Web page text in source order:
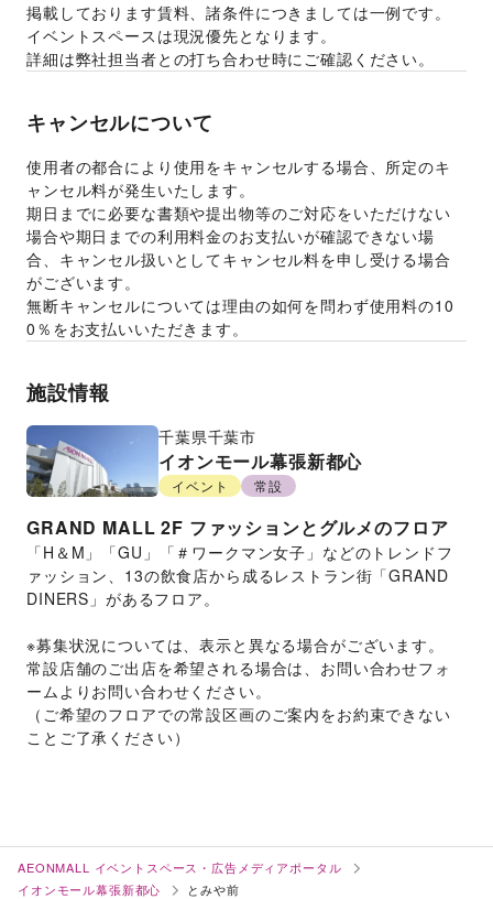
掲載しております賃料、諸条件につきましては一例です。
イベントスペースは現況優先となります。
詳細は弊社担当者との打ち合わせ時にご確認ください。
キャンセルについて
使用者の都合により使用をキャンセルする場合、所定のキ
ャンセル料が発生いたします。
期日までに必要な書類や提出物等のご対応をいただけない
場合や期日までの利用料金のお支払いが確認できない場
合、キャンセル扱いとしてキャンセル料を申し受ける場合
がございます。
無断キャンセルについては理由の如何を問わず使用料の10
0％をお支払いいただきます。
施設情報
千葉県千葉市
イオンモール幕張新都心
イベント 常設
GRAND MALL 2F ファッションとグルメのフロア
「H＆M」「GU」「＃ワークマン女子」などのトレンドフ
ァッション、13の飲食店から成るレストラン街「GRAND
DINERS」があるフロア。
※募集状況については、表示と異なる場合がございます。
常設店舗のご出店を希望される場合は、お問い合わせフォ
ームよりお問い合わせください。
（ご希望のフロアでの常設区画のご案内をお約束できない
ことご了承ください）
AEONMALL イベントスペース・広告メディアポータル
イオンモール幕張新都心
とみや前